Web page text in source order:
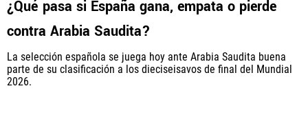
¿Qué pasa si España gana, empata o pierde
contra Arabia Saudita?
La selección española se juega hoy ante Arabia Saudita buena
parte de su clasificación a los dieciseisavos de final del Mundial
2026.